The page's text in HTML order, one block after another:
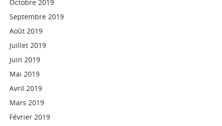
Octobre 2019
Septembre 2019
Août 2019
Juillet 2019
Juin 2019
Mai 2019
Avril 2019
Mars 2019
Février 2019